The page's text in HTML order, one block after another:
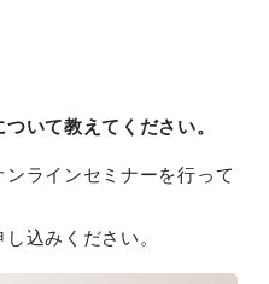
いて教えてください。
ラインセミナーを行って
込みください。